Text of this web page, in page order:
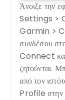
Άνοιξε την
Settings >
Garmin >
συνδέσου
Connect και
ζητούνται.
από τον
Profile